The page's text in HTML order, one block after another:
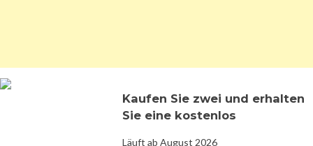
Kaufen Sie zwei und erhalten
Sie eine kostenlos
Läuft ab August 2026